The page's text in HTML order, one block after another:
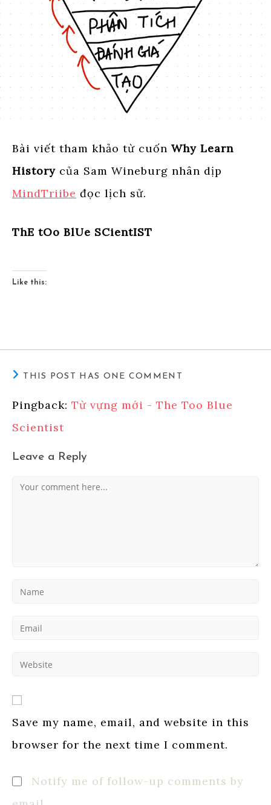
Bài viết tham khảo từ cuốn Why Learn
History của Sam Wineburg nhân dịp
MindTriibe đọc lịch sử.
ThE tOo BlUe SCientIST
Like this:
THIS POST HAS ONE COMMENT
Pingback: Từ vựng mới - The Too Blue
Scientist
Leave a Reply
Comment
your
comment
your
address
your
URL
(optional)
Save my name, email, and website in this
browser for the next time I comment.
Notify me of follow-up comments by